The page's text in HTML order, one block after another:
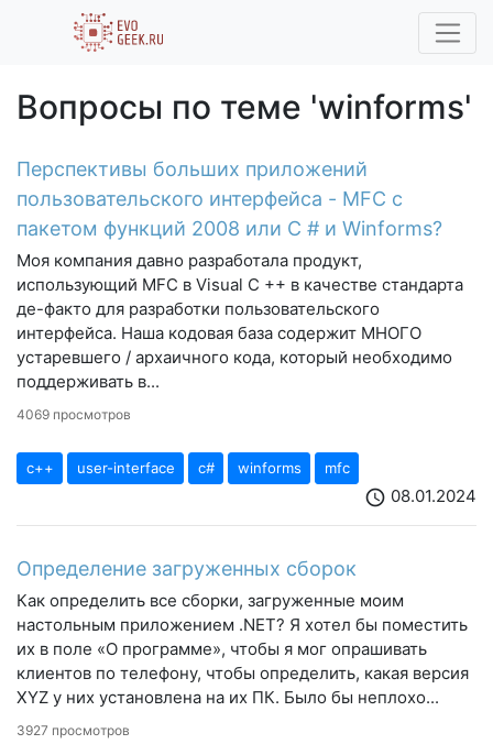
Вопросы по теме 'winforms'
Перспективы больших приложений
пользовательского интерфейса - MFC с
пакетом функций 2008 или C # и Winforms?
Моя компания давно разработала продукт,
использующий MFC в Visual C ++ в качестве стандарта
де-факто для разработки пользовательского
интерфейса. Наша кодовая база содержит МНОГО
устаревшего / архаичного кода, который необходимо
поддерживать в...
4069 просмотров
c++ user-interface c# winforms mfc
schedule 08.01.2024
Определение загруженных сборок
Как определить все сборки, загруженные моим
настольным приложением .NET? Я хотел бы поместить
их в поле «О программе», чтобы я мог опрашивать
клиентов по телефону, чтобы определить, какая версия
XYZ у них установлена ​​на их ПК. Было бы неплохо...
3927 просмотров